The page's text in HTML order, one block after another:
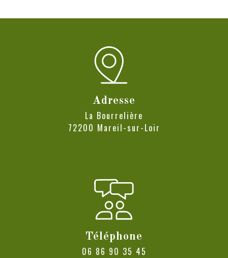
Adresse
La Bourrelière
72200 Mareil-sur-Loir
Téléphone
06 86 90 35 45